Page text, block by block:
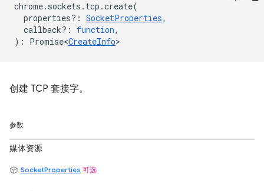
chrome. sockets . tcp .create(
properties? : SocketProperties,
callback? : function,
) : Promise<CreateInfo>
创建 TCP 套接字。
参数
媒体资源
SocketProperties 可选